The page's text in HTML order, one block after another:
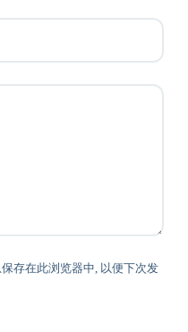
存在此浏览器中, 以便下次发